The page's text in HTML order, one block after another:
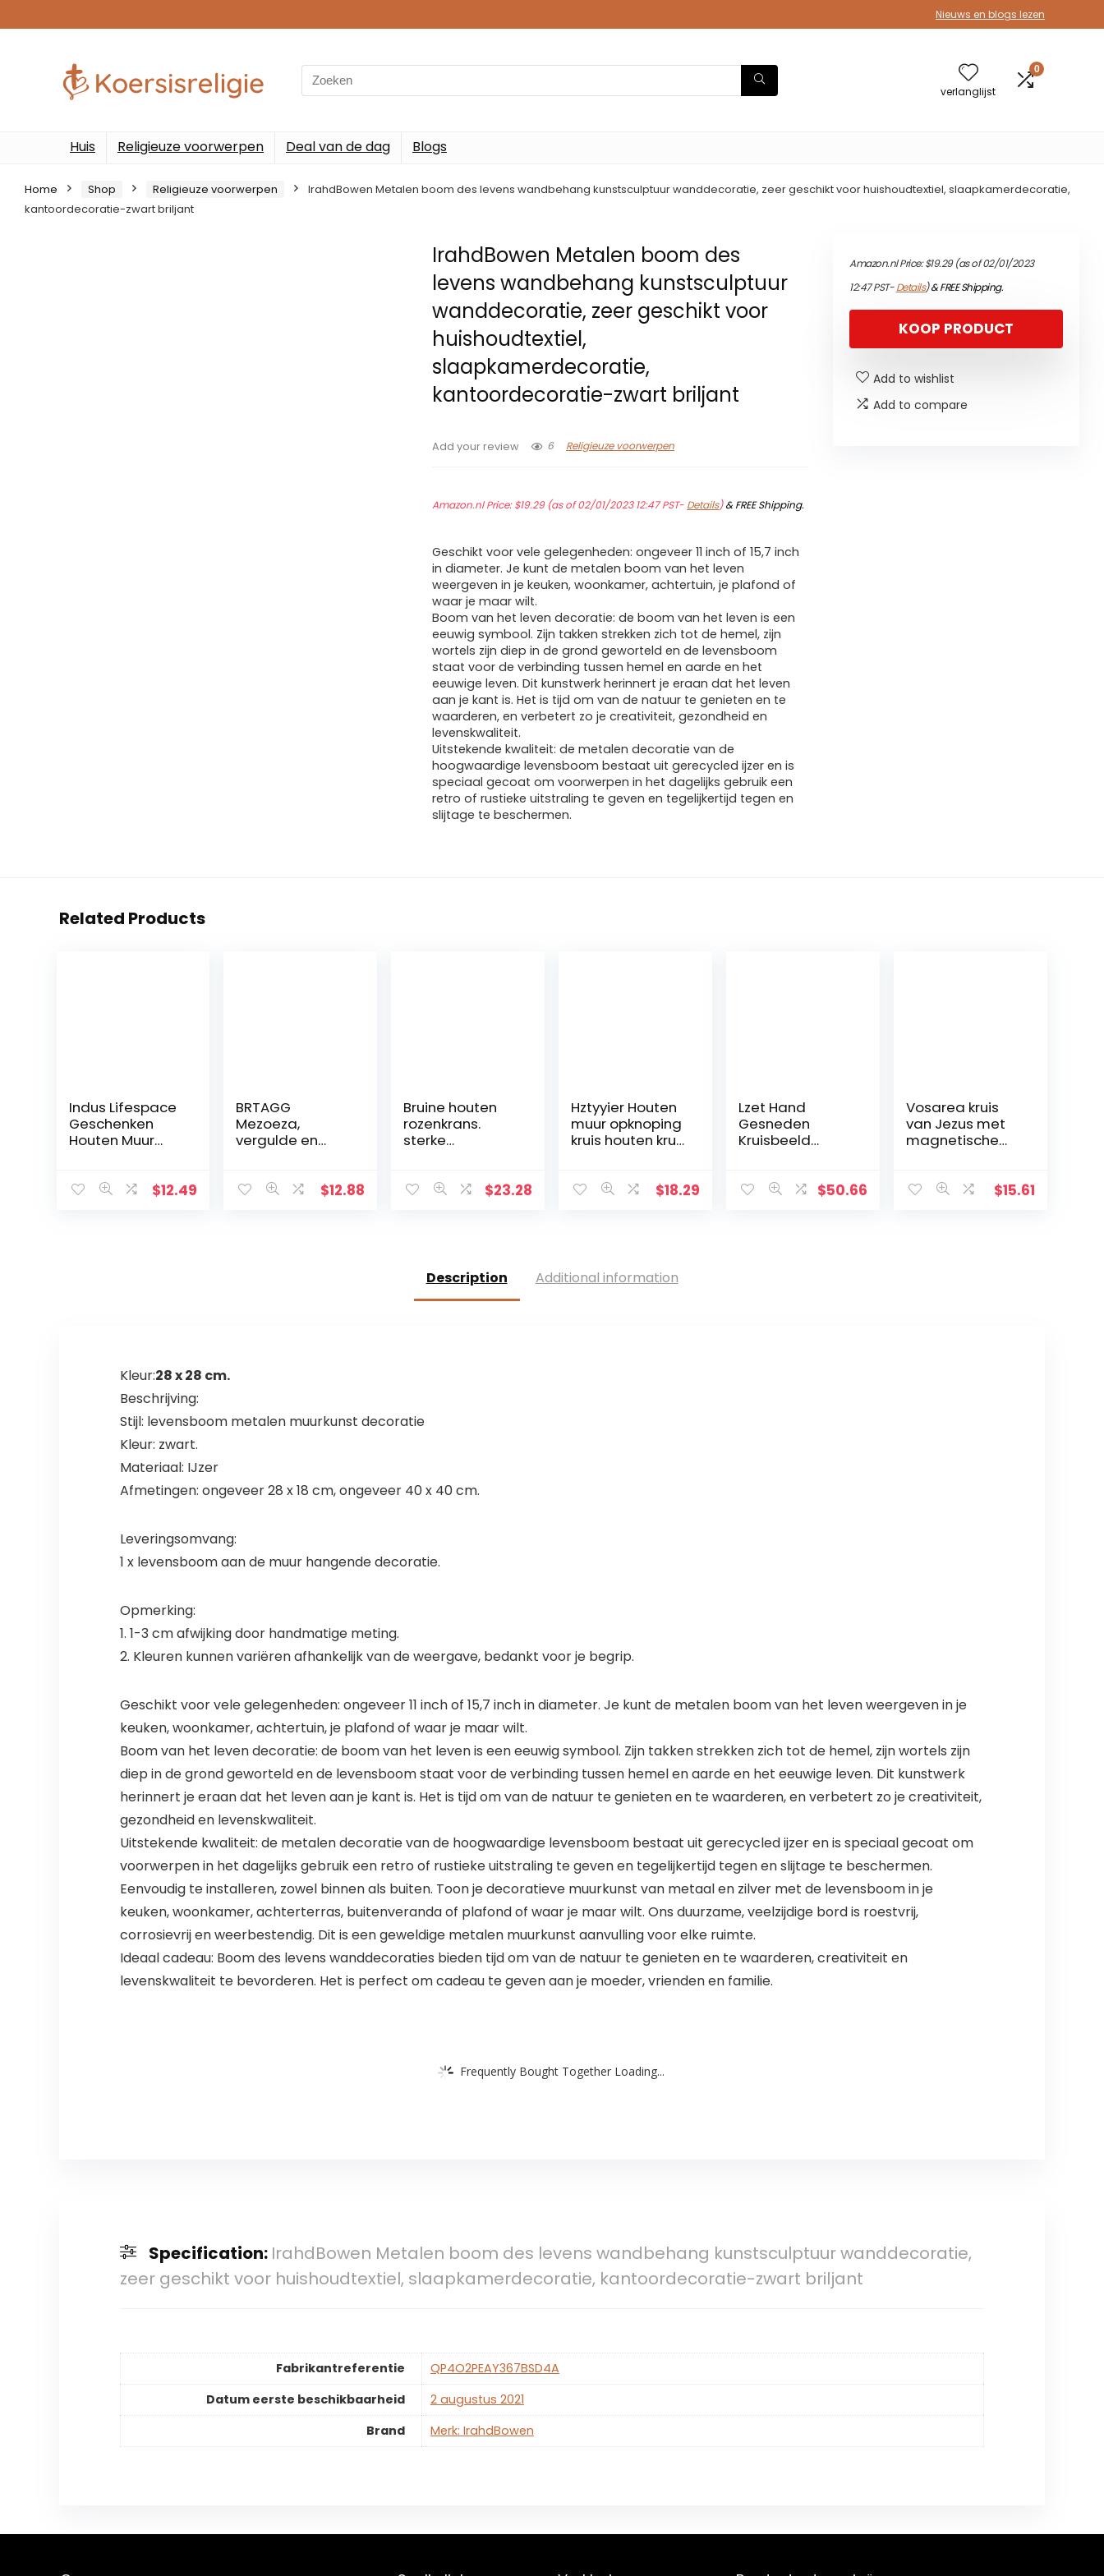
Nieuws en blogs lezen
Search
for:
verlanglijst
0
Huis Religieuze voorwerpen Deal van de dag Blogs
Home Shop Religieuze voorwerpen
IrahdBowen Metalen boom des levens wandbehang kunstsculptuur wanddecoratie, zeer geschikt voor huishoudtextiel, slaapkamerdecoratie,
kantoordecoratie-zwart briljant
IrahdBowen Metalen boom des
levens wandbehang kunstsculptuur
wanddecoratie, zeer geschikt voor
huishoudtextiel,
slaapkamerdecoratie,
kantoordecoratie-zwart briljant
Add your review 6 Religieuze voorwerpen
Amazon.nl Price:$19.29(as of 02/01/2023 12:47 PST- Details)&FREE Shipping.
Geschikt voor vele gelegenheden: ongeveer 11 inch of 15,7 inch
in diameter. Je kunt de metalen boom van het leven
weergeven in je keuken, woonkamer, achtertuin, je plafond of
waar je maar wilt.
Boom van het leven decoratie: de boom van het leven is een
eeuwig symbool. Zijn takken strekken zich tot de hemel, zijn
wortels zijn diep in de grond geworteld en de levensboom
staat voor de verbinding tussen hemel en aarde en het
eeuwige leven. Dit kunstwerk herinnert je eraan dat het leven
aan je kant is. Het is tijd om van de natuur te genieten en te
waarderen, en verbetert zo je creativiteit, gezondheid en
levenskwaliteit.
Uitstekende kwaliteit: de metalen decoratie van de
hoogwaardige levensboom bestaat uit gerecycled ijzer en is
speciaal gecoat om voorwerpen in het dagelijks gebruik een
retro of rustieke uitstraling te geven en tegelijkertijd tegen en
slijtage te beschermen.
Amazon.nl Price:$19.29(as of 02/01/2023
12:47 PST-Details)&FREE Shipping.
KOOP PRODUCT
Add to wishlist
Add to compare
Related Products
Indus Lifespace
Geschenken
Houten Muur
Opknoping met
$12.49
BRTAGG
Mezoeza,
vergulde en
$12.88
Bruine houten
rozenkrans.
sterke
houten
$23.28
Hztyyier Houten
muur opknoping
kruis houten kruis
kruis, Jezus
accessoire
$18.29
Lzet Hand
Gesneden
Kruisbeeld
Hars Materiaal
$50.66
Vosarea kruis
van Jezus met
magnetische
$15.61
Description Additional information
Kleur:28 x 28 cm.
Beschrijving:
Stijl: levensboom metalen muurkunst decoratie
Kleur: zwart.
Materiaal: IJzer
Afmetingen: ongeveer 28 x 18 cm, ongeveer 40 x 40 cm.
Leveringsomvang:
1 x levensboom aan de muur hangende decoratie.
Opmerking:
1. 1-3 cm afwijking door handmatige meting.
2. Kleuren kunnen variëren afhankelijk van de weergave, bedankt voor je begrip.
Geschikt voor vele gelegenheden: ongeveer 11 inch of 15,7 inch in diameter. Je kunt de metalen boom van het leven weergeven in je
keuken, woonkamer, achtertuin, je plafond of waar je maar wilt.
Boom van het leven decoratie: de boom van het leven is een eeuwig symbool. Zijn takken strekken zich tot de hemel, zijn wortels zijn
diep in de grond geworteld en de levensboom staat voor de verbinding tussen hemel en aarde en het eeuwige leven. Dit kunstwerk
herinnert je eraan dat het leven aan je kant is. Het is tijd om van de natuur te genieten en te waarderen, en verbetert zo je creativiteit,
gezondheid en levenskwaliteit.
Uitstekende kwaliteit: de metalen decoratie van de hoogwaardige levensboom bestaat uit gerecycled ijzer en is speciaal gecoat om
voorwerpen in het dagelijks gebruik een retro of rustieke uitstraling te geven en tegelijkertijd tegen en slijtage te beschermen.
Eenvoudig te installeren, zowel binnen als buiten. Toon je decoratieve muurkunst van metaal en zilver met de levensboom in je
keuken, woonkamer, achterterras, buitenveranda of plafond of waar je maar wilt. Ons duurzame, veelzijdige bord is roestvrij,
corrosievrij en weerbestendig. Dit is een geweldige metalen muurkunst aanvulling voor elke ruimte.
Ideaal cadeau: Boom des levens wanddecoraties bieden tijd om van de natuur te genieten en te waarderen, creativiteit en
levenskwaliteit te bevorderen. Het is perfect om cadeau te geven aan je moeder, vrienden en familie.
Frequently Bought Together Loading...
Specification: IrahdBowen Metalen boom des levens wandbehang kunstsculptuur wanddecoratie,
zeer geschikt voor huishoudtextiel, slaapkamerdecoratie, kantoordecoratie-zwart briljant
Fabrikantreferentie
QP4O2PEAY367BSD4A
Datum eerste beschikbaarheid
2 augustus 2021
Brand
Merk: IrahdBowen